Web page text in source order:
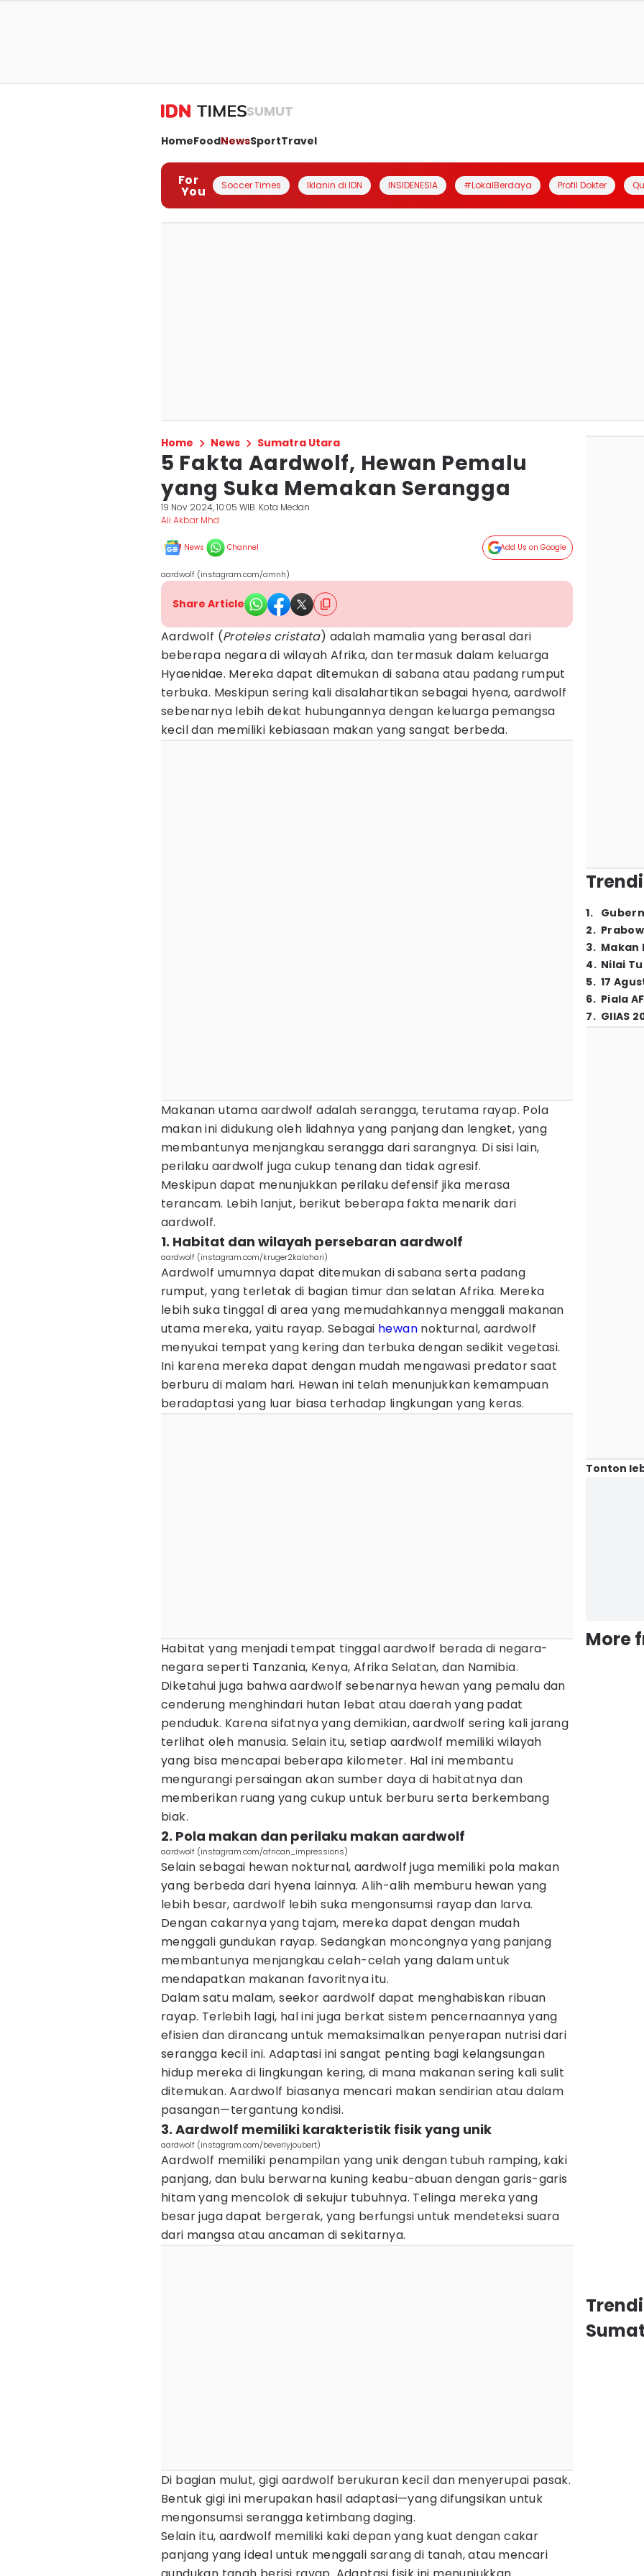
SUMUT
HomeFoodNewsSportTravel
For
You Soccer Times Iklanin di IDN INSIDENESIA #LokalBerdaya Profil Dokter
Home News Sumatra Utara
5 Fakta Aardwolf, Hewan Pemalu
yang Suka Memakan Serangga
19 Nov 2024, 10:05 WIB Kota Medan
Ali Akbar Mhd
News Channel Add Us on Google
aardwolf (instagram.com/amnh)
Share Article
Aardwolf (Proteles cristata) adalah mamalia yang berasal dari
beberapa negara di wilayah Afrika, dan termasuk dalam keluarga
Hyaenidae. Mereka dapat ditemukan di sabana atau padang rumput
terbuka. Meskipun sering kali disalahartikan sebagai hyena, aardwolf
sebenarnya lebih dekat hubungannya dengan keluarga pemangsa
kecil dan memiliki kebiasaan makan yang sangat berbeda.
Makanan utama aardwolf adalah serangga, terutama rayap. Pola
makan ini didukung oleh lidahnya yang panjang dan lengket, yang
membantunya menjangkau serangga dari sarangnya. Di sisi lain,
perilaku aardwolf juga cukup tenang dan tidak agresif.
Meskipun dapat menunjukkan perilaku defensif jika merasa
terancam. Lebih lanjut, berikut beberapa fakta menarik dari
aardwolf.
1. Habitat dan wilayah persebaran aardwolf
aardwolf (instagram.com/kruger2kalahari)
Aardwolf umumnya dapat ditemukan di sabana serta padang
rumput, yang terletak di bagian timur dan selatan Afrika. Mereka
lebih suka tinggal di area yang memudahkannya menggali makanan
utama mereka, yaitu rayap. Sebagai hewan nokturnal, aardwolf
menyukai tempat yang kering dan terbuka dengan sedikit vegetasi.
Ini karena mereka dapat dengan mudah mengawasi predator saat
berburu di malam hari. Hewan ini telah menunjukkan kemampuan
beradaptasi yang luar biasa terhadap lingkungan yang keras.
Habitat yang menjadi tempat tinggal aardwolf berada di negara-
negara seperti Tanzania, Kenya, Afrika Selatan, dan Namibia.
Diketahui juga bahwa aardwolf sebenarnya hewan yang pemalu dan
cenderung menghindari hutan lebat atau daerah yang padat
penduduk. Karena sifatnya yang demikian, aardwolf sering kali jarang
terlihat oleh manusia. Selain itu, setiap aardwolf memiliki wilayah
yang bisa mencapai beberapa kilometer. Hal ini membantu
mengurangi persaingan akan sumber daya di habitatnya dan
memberikan ruang yang cukup untuk berburu serta berkembang
biak.
2. Pola makan dan perilaku makan aardwolf
aardwolf (instagram.com/african_impressions)
Selain sebagai hewan nokturnal, aardwolf juga memiliki pola makan
yang berbeda dari hyena lainnya. Alih-alih memburu hewan yang
lebih besar, aardwolf lebih suka mengonsumsi rayap dan larva.
Dengan cakarnya yang tajam, mereka dapat dengan mudah
menggali gundukan rayap. Sedangkan moncongnya yang panjang
membantunya menjangkau celah-celah yang dalam untuk
mendapatkan makanan favoritnya itu.
Dalam satu malam, seekor aardwolf dapat menghabiskan ribuan
rayap. Terlebih lagi, hal ini juga berkat sistem pencernaannya yang
efisien dan dirancang untuk memaksimalkan penyerapan nutrisi dari
serangga kecil ini. Adaptasi ini sangat penting bagi kelangsungan
hidup mereka di lingkungan kering, di mana makanan sering kali sulit
ditemukan. Aardwolf biasanya mencari makan sendirian atau dalam
pasangan—tergantung kondisi.
3. Aardwolf memiliki karakteristik fisik yang unik
aardwolf (instagram.com/beverlyjoubert)
Aardwolf memiliki penampilan yang unik dengan tubuh ramping, kaki
panjang, dan bulu berwarna kuning keabu-abuan dengan garis-garis
hitam yang mencolok di sekujur tubuhnya. Telinga mereka yang
besar juga dapat bergerak, yang berfungsi untuk mendeteksi suara
dari mangsa atau ancaman di sekitarnya.
Di bagian mulut, gigi aardwolf berukuran kecil dan menyerupai pasak.
Bentuk gigi ini merupakan hasil adaptasi—yang difungsikan untuk
mengonsumsi serangga ketimbang daging.
Selain itu, aardwolf memiliki kaki depan yang kuat dengan cakar
panjang yang ideal untuk menggali sarang di tanah, atau mencari
1.
2.
3. Makan
4. Nilai
5. 17
6. Piala
7. GIIAS
Tonton
More